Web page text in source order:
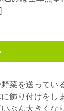
菜を送ってい
飾り付けをし
ぶん大きくな